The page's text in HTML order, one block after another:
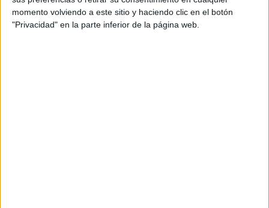
momento volviendo a este sitio y haciendo clic en el botón
"Privacidad" en la parte inferior de la página web.